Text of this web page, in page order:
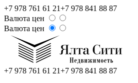
+7 978 761 61 21+7 978 841 88 87
Валюта цен
Валюта цен
+7 978 761 61 21+7 978 841 88 87